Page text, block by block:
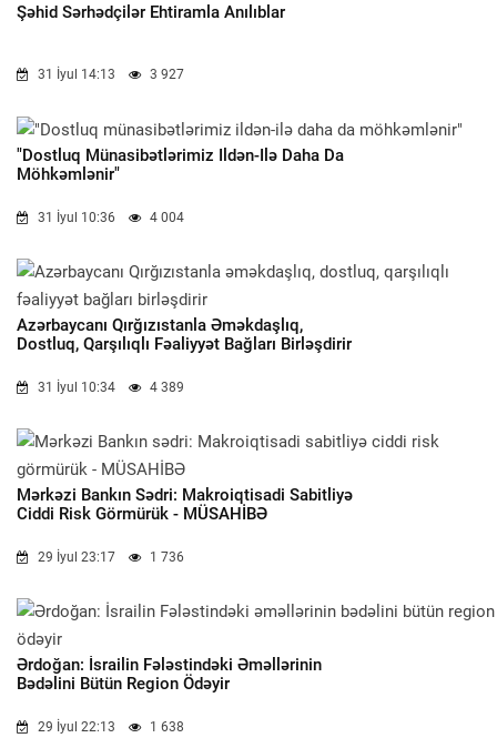
Şəhid Sərhədçilər Ehtiramla Anılıblar
31 İyul 14:13 3 927
"Dostluq Münasibətlərimiz Ildən-Ilə Daha Da
Möhkəmlənir"
31 İyul 10:36 4 004
Azərbaycanı Qırğızıstanla Əməkdaşlıq,
Dostluq, Qarşılıqlı Fəaliyyət Bağları Birləşdirir
31 İyul 10:34 4 389
Mərkəzi Bankın Sədri: Makroiqtisadi Sabitliyə
Ciddi Risk Görmürük - MÜSAHİBƏ
29 İyul 23:17 1 736
Ərdoğan: İsrailin Fələstindəki Əməllərinin
Bədəlini Bütün Region Ödəyir
29 İyul 22:13 1 638